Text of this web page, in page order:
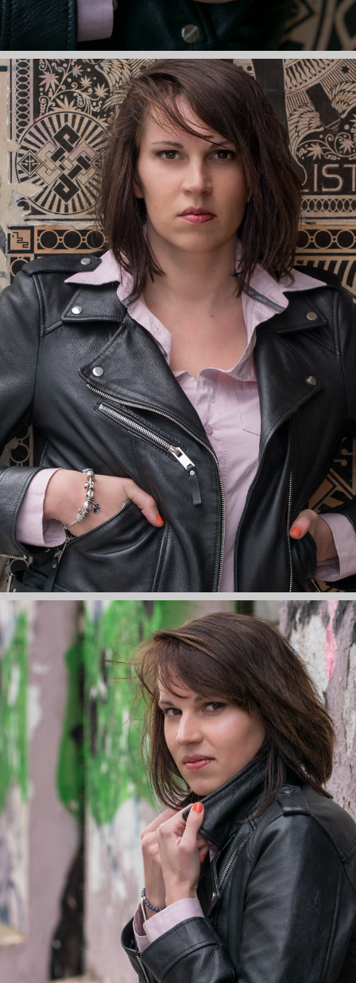
Zgoda na pliki cookie
Cookies to małe pliki danych, które są
przechowywane na Twoim urządzeniu podczas
przeglądania stron internetowych. Używamy ich do
poprawy działania serwisu, personalizacji treści,
oraz analizy ruchu na stronie.
Dostosuj Zezwól na wszystkie